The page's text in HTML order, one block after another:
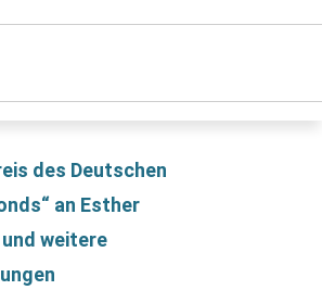
des Deutschen
an Esther
weitere